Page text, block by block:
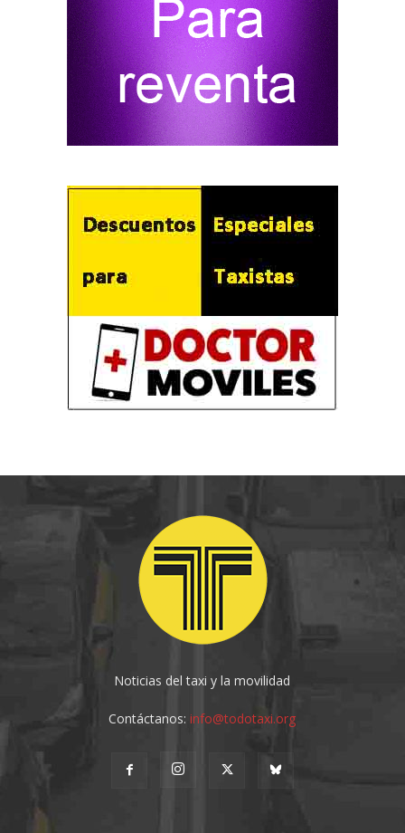
Noticias del taxi y la movilidad
Contáctanos:info@todotaxi.org